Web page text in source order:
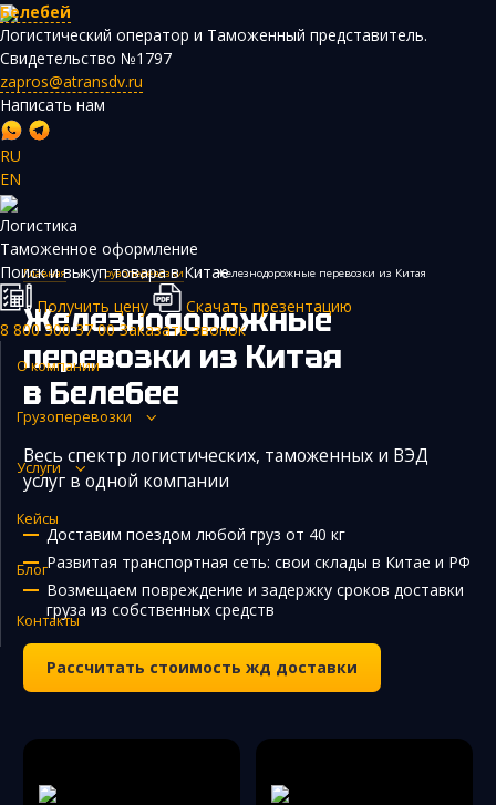
Белебей
Логистический оператор и Таможенный представитель.
Свидетельство №1797
zapros@atransdv.ru
Написать нам
RU
EN
Логистика
Таможенное оформление
Поиск и выкуп товара в Китае
Получить цену
Скачать презентацию
8 800 300 37 00 Заказать звонок
О компании
Грузоперевозки
Услуги
Кейсы
Блог
Контакты
Авиаперевозки из Китая
Железнодорожные перевозки из Китая
Контейнерные перевозки из Китая
Морские грузоперевозки из Китая
Негабаритные и многотоннажные грузы из Китая
Сборные грузы из Китая
Закупка и поставка товаров из Китая
Поиск поставщика в Китае
Таможенное оформление
Главная › Грузоперевозки › Железнодорожные перевозки из Китая
Железнодорожные
перевозки из Китая
в Белебее
Весь спектр логистических, таможенных и ВЭД
услуг в одной компании
Доставим поездом любой груз от 40 кг
Развитая транспортная сеть: свои склады в Китае и РФ
Возмещаем повреждение и задержку сроков доставки
груза из собственных средств
Рассчитать стоимость жд доставки